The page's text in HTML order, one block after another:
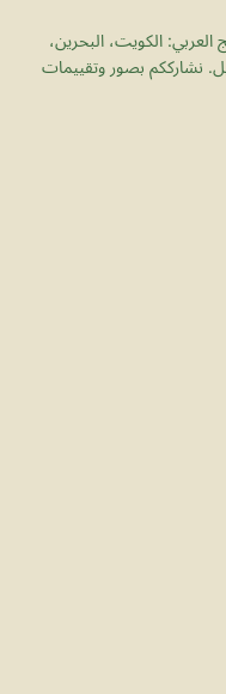
الكويت، البحرين،
نشارككم بصور وتقييمات